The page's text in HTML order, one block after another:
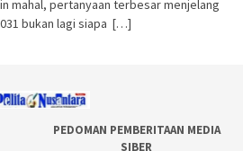
mahal, pertanyaan terbesar menjelang
bukan lagi siapa […]
PEDOMAN PEMBERITAAN MEDIA
SIBER